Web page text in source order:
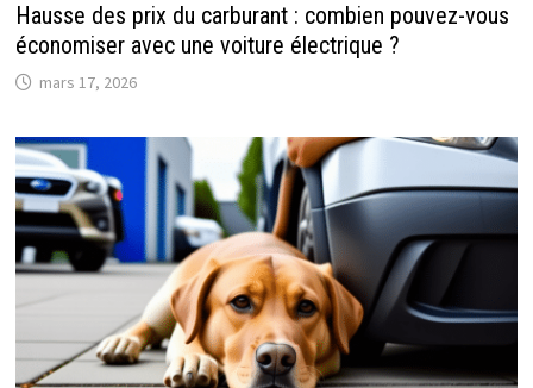
Hausse des prix du carburant : combien pouvez-vous
économiser avec une voiture électrique ?
mars 17, 2026